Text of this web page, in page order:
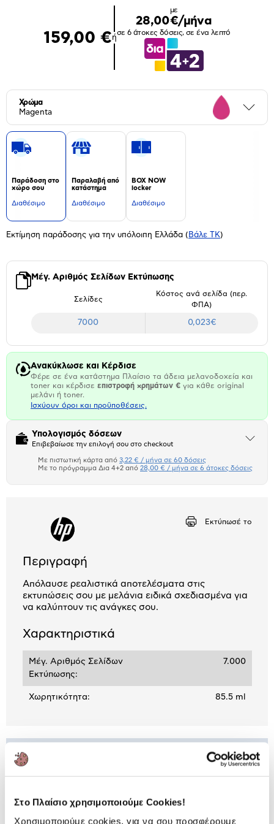
Στο Πλαίσιο χρησιμοποιούμε Cookies!
Χρησιμοποιούμε cookies, για να σου προσφέρουμε
159,00 €ή
με
28,00€/μήνα
σε 6 άτοκες δόσεις, σε ένα λεπτό
Χρώμα
Magenta
Παράδοση στο
χώρο σου
Διαθέσιμο
Παραλαβή από
κατάστημα
Διαθέσιμο
BOX NOW
locker
Διαθέσιμο
Εκτίμηση παράδοσης για την υπόλοιπη Ελλάδα ( Βάλε ΤΚ)
Μέγ. Αριθμός Σελίδων Εκτύπωσης
Σελίδες
Κόστος ανά σελίδα (περ.
ΦΠΑ)
7000 0,023€
Ανακύκλωσε και Κέρδισε
Φέρε σε ένα κατάστημα Πλαίσιο τα άδεια μελανοδοχεία και
toner και κέρδισε επιστροφή χρημάτων € για κάθε original
μελάνι ή toner.
Ισχύουν όροι και προϋποθέσεις.
Υπολογισμός δόσεων
Επιβεβαίωσε την επιλογή σου στο checkout
Άνοιξε
Πιστωτική κάρτα
Αριθμός δόσεων Ποσό/Μήνα
Με πιστωτική κάρτα από 3,22 € / μήνα σε 60 δόσεις
Με το πρόγραμμα Δια 4+2 από 28,00 € / μήνα σε 6 άτοκες δόσεις
Εκτύπωσέ το
Περιγραφή
Απόλαυσε ρεαλιστικά αποτελέσματα στις
εκτυπώσεις σου με μελάνια ειδικά σχεδιασμένα για
να καλύπτουν τις ανάγκες σου.
Χαρακτηριστικά
Μέγ. Αριθμός Σελίδων
Εκτύπωσης:
7.000
Χωρητικότητα: 85.5 ml
ΒΛΕΠΕΙΣ:
159,00 €